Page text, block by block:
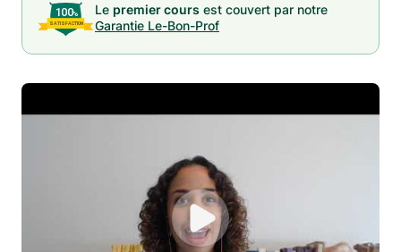
Le premier cours est couvert par notre
Garantie Le-Bon-Prof